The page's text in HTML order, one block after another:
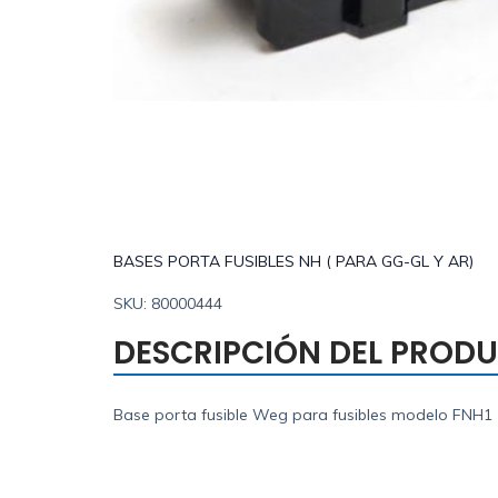
BASES PORTA FUSIBLES NH ( PARA GG-GL Y AR)
SKU: 80000444
DESCRIPCIÓN DEL
Base porta fusible Weg para fusibles modelo FNH1